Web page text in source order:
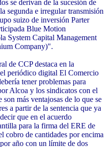
se derivan de la sucesión de
segunda e irregular transmisión
suizo de inversión Parter
Blue Motion
System Capital Management
Company)".
de CCP destaca en la
periódico digital El Comercio
tener problemas para
Alcoa y los sindicatos con el
más ventajosas de lo que se
a partir de la sentencia que ya
que en el acuerdo
para la firma del ERE de
cobro de cantidades por encima
año con un límite de dos